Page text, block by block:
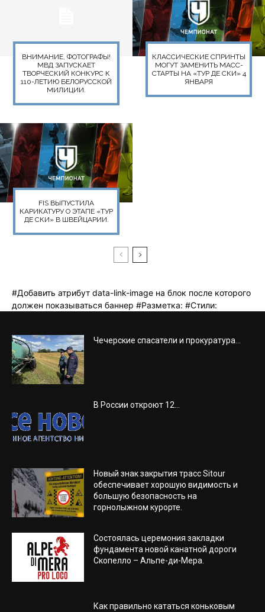
Чечерские спасатели и прокуратура...
В России откроют 12...
Новый знак закрытия трасс Sitour
обеспечивает хорошую видимость и
большую безопасность на
горнолыжном курорте.
Состоялась церемония закладки
фундамента новой канатной дороги
Скопелло – Альпе-ди-Мера.
Как правильно кататься коньковым